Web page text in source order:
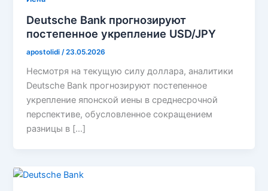
Deutsche Bank прогнозируют
постепенное укрепление USD/JPY
apostolidi /23.05.2026
Несмотря на текущую силу доллара, аналитики
Deutsche Bank прогнозируют постепенное
укрепление японской иены в среднесрочной
перспективе, обусловленное сокращением
разницы в […]